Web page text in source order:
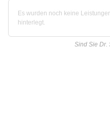
Es wurden noch keine
hinterlegt.
Sind Sie Dr.